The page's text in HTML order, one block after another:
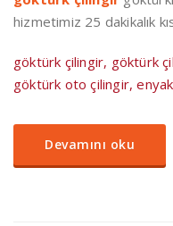
hizmetimiz 25 dakikalık
göktürk çilingir, göktürk
göktürk oto çilingir,
Devamını oku